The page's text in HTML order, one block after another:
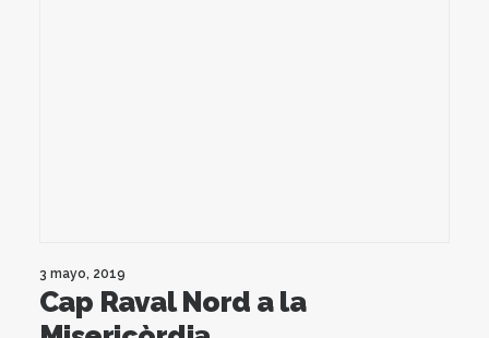
3 mayo, 2019
Cap Raval Nord a la